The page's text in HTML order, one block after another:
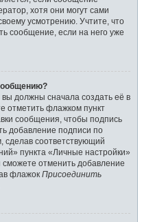
хотя они могут сами
усмотрению. Учтите, что
сообщение, если на него уже
должны сначала создать её в
отметить флажком пункт
сообщения, чтобы подпись
добавление подписи по
соответствующий
пункта «Личные настройки»
отменить добавление
флажок Присоединить